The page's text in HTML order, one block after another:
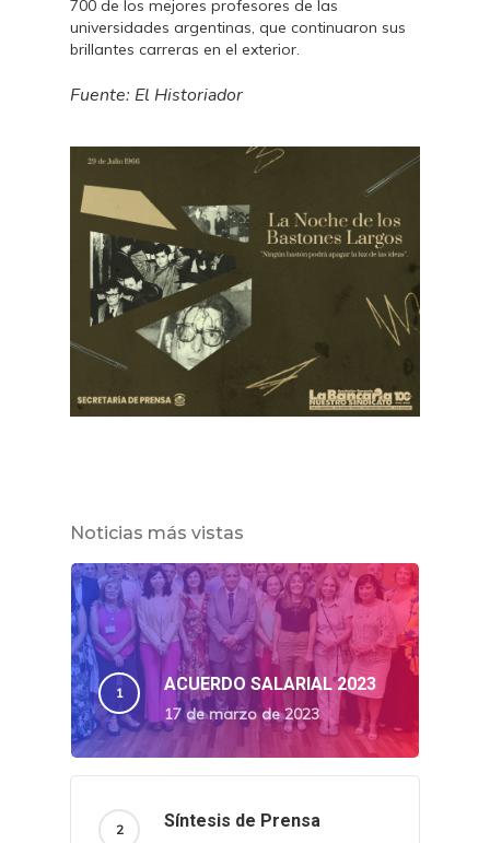
700 de los mejores profesores de las
universidades argentinas, que continuaron sus
brillantes carreras en el exterior.
Fuente: El Historiador
Noticias más vistas
ACUERDO SALARIAL 2023
17 de marzo de 2023
Síntesis de Prensa